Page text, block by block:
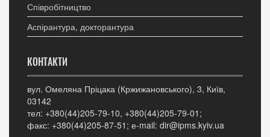
Співробітництво
Аспірантура, докторантура
КОНТАКТИ
вул. Омеляна Пріцака (Кржижановського), 3, Київ,
03142
тел: +380(44)205-79-10, +380(44)205-79-01;
факс: +380(44)205-87-51; е-mail: dir@ipms.kyiv.ua